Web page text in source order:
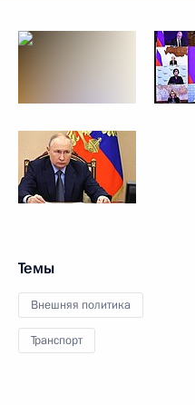
Темы
Внешняя политика
Транспорт